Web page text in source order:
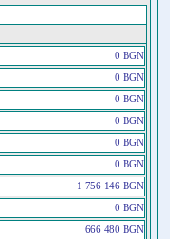
0 BGN
0 BGN
0 BGN
0 BGN
0 BGN
0 BGN
1 756 146 BGN
0 BGN
666 480 BGN